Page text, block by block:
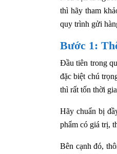
thì hãy tham
quy trình gửi
Bước 1:
Đầu tiên trong
đặc biệt chú
thì rất tốn thời
Hãy chuẩn bị
phẩm có giá trị,
Bên cạnh đó,